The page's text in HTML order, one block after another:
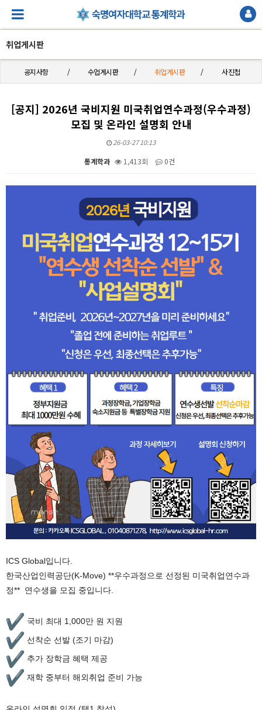
취업게시판
공지사항 수업게시판 취업게시판 사진첩
[공지] 2026년 국비지원 미국취업연수과정(우수과정)
모집 및 온라인 설명회 안내
26-03-27 10:13
통계학과 1,413회 0건
ICS Global입니다.
한국산업인력공단(K-Move) **우수과정으로 선정된 미국취업연수과
정** 연수생을 모집 중입니다.
국비 최대 1,000만 원 지원
선착순 선발 (조기 마감)
추가 장학금 혜택 제공
재학 중부터 해외취업 준비 가능